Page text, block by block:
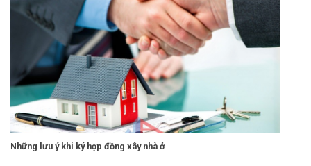
Những lưu ý khi ký hợp đồng xây nhà ở